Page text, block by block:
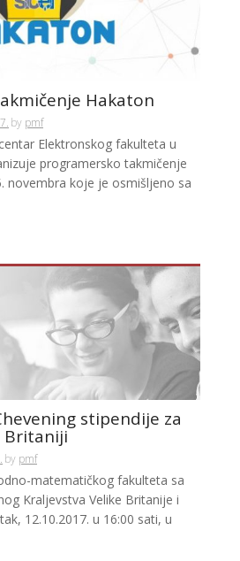
Hakaton
by pmf
Elektronskog fakulteta u
programersko takmičenje
novembra koje je osmišljeno sa
stipendije za
Britaniji
by pmf
matematičkog fakulteta sa
Kraljevstva Velike Britanije i
12.10.2017. u 16:00 sati, u